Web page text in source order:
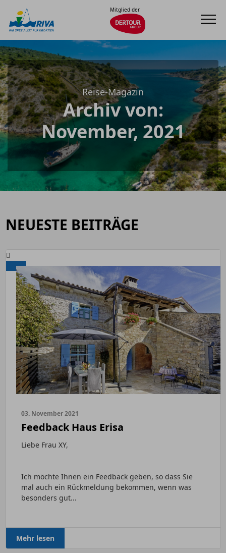
Mitglied der
Reise-Magazin
Archiv von:
November, 2021
NEUESTE BEITRÄGE
03. November 2021
Feedback Haus Erisa
Liebe Frau XY,
Ich möchte Ihnen ein Feedback geben, so dass Sie
mal auch ein Rückmeldung bekommen, wenn was
besonders gut...
Mehr lesen